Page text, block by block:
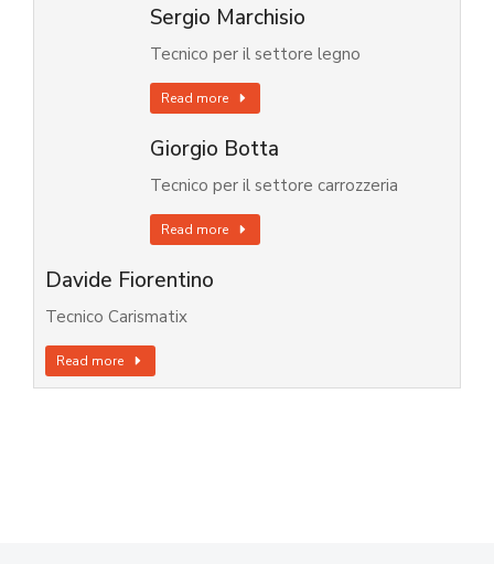
Sergio Marchisio
Tecnico per il settore legno
Read more
Giorgio Botta
Tecnico per il settore carrozzeria
Read more
Davide Fiorentino
Tecnico Carismatix
Read more